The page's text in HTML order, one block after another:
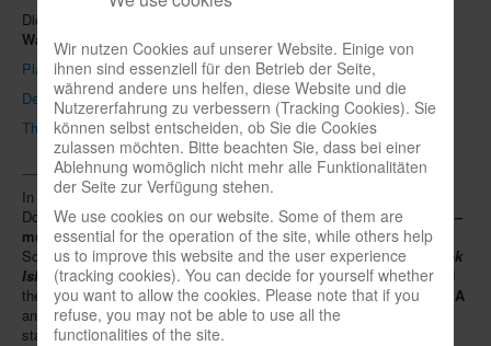
Spieledatenbank
Premium login
Neuheiten-New Games
Köpfe-Heads
Preise-Awards
Branchen-/Wirtschaftsnews
Interviews
Crowdfunding
Die spielbox hat deshalb hier
Wahrnehmung James Cooks
zusammengestellt:
Planet Wissen (deutsch)
Deutschlandfunk Kultur (deutsch)
The Conversation.com (englisch)
_____
In spielbox 7/24, our authorHarald Schrapers
Dortmund exhibition“Das ist kolonial” in his text„Kolonialismus –
museal oder aktuell“ . Board games were also exhibited there.
Schrapers was critical of the choice of theme for the new game
Cook
Islandbecause of the eponymous navigatorJames Cook, “who laid
the foundations for the British colonial empire.” The publisherTrefl SA
and game designerKlaus-Jürgen Wredecontradicted this in a
statement in spielbox 2/2025.
Wir nutzen Cookies auf unserer Website. Einige von
ihnen sind essenziell für den Betrieb der Seite,
während andere uns helfen, diese Website und die
Nutzererfahrung zu verbessern (Tracking Cookies). Sie
können selbst entscheiden, ob Sie die Cookies
zulassen möchten. Bitte beachten Sie, dass bei einer
Ablehnung womöglich nicht mehr alle Funktionalitäten
der Seite zur Verfügung stehen.
We use cookies on our website. Some of them are
essential for the operation of the site, while others help
us to improve this website and the user experience
(tracking cookies). You can decide for yourself whether
you want to allow the cookies. Please note that if you
refuse, you may not be able to use all the
functionalities of the site.